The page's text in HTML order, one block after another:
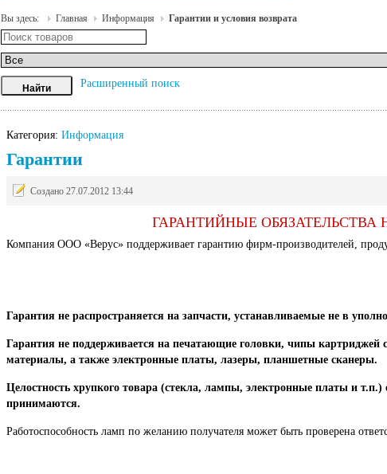
Вы здесь: Главная Информация Гарантии и условия возврата
Расширенный поиск
Категория: Информация
Гарантии
Создано 27.07.2012 13:44
ГАРАНТИЙНЫЕ
Компания ООО «Верус» поддерживает гарантию фирм-производителей,
Гарантия не распространяется на запчасти, устанавливаемые не в
Гарантия не поддерживается на печатающие головки, чипы
материалы, а также электронные платы, лазеры, планшетные сканеры.
Целостность хрупкого товара (стекла, лампы, электронные платы и т.п.)
принимаются.
Работоспособность ламп по желанию получателя может быть проверена